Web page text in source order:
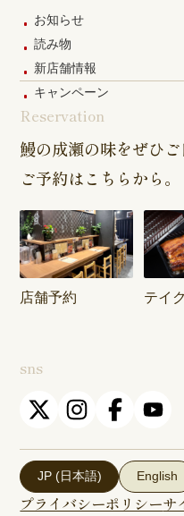
お知らせ
読み物
新店舗情報
キャンペーン
Reservation
鰻の成瀬の味をぜひご
ご予約はこちらから。
店舗予約 テイ
sns
JP (日本語) English
プライバシーポリシーサ